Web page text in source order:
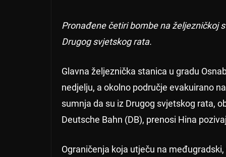
Pronađene četiri bombe na željezničkoj
Drugog svjetskog rata.
Glavna željeznička stanica u gradu
nedjelju, a okolno područje evakuirano
sumnja da su iz Drugog svjetskog rata,
Deutsche Bahn (DB), prenosi Hina
Ograničenja koja utječu na